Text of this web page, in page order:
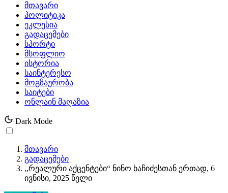
მთავარი
პოლიტიკა
ეკლესია
გადაცემები
სპორტი
მსოფლიო
ისტორია
საინტერესო
მოგზაურობა
საიტები
ონლაინ მაღაზია
Dark Mode
მთავარი
გადაცემები
,,რეალური აქცენტები“ ნინო ხაჩიძესთან ერთად, 6
ივნისი, 2025 წელი